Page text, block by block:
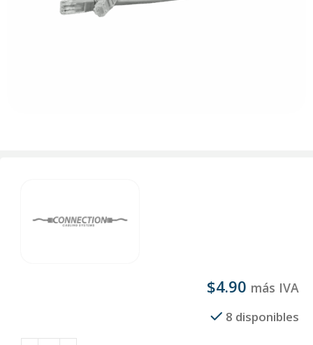
$4.90 más IVA
8 disponibles